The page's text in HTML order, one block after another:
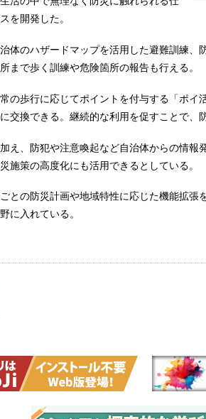
を開発した。
体のハザードマップを活用した避難訓練、
まで歩く訓練や危険箇所の報告も行える。
の歩行に応じてポイントを付与する「ポイ
交換できる。継続的な利用を促すことで、
え、防犯や注意喚起など自治体からの情報
施策の高度化にも活用できるとしている。
との防災計画や地域特性に応じた機能拡張
に入れている。